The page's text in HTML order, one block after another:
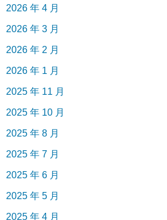
2026 年 4 月
2026 年 3 月
2026 年 2 月
2026 年 1 月
2025 年 11 月
2025 年 10 月
2025 年 8 月
2025 年 7 月
2025 年 6 月
2025 年 5 月
2025 年 4 月